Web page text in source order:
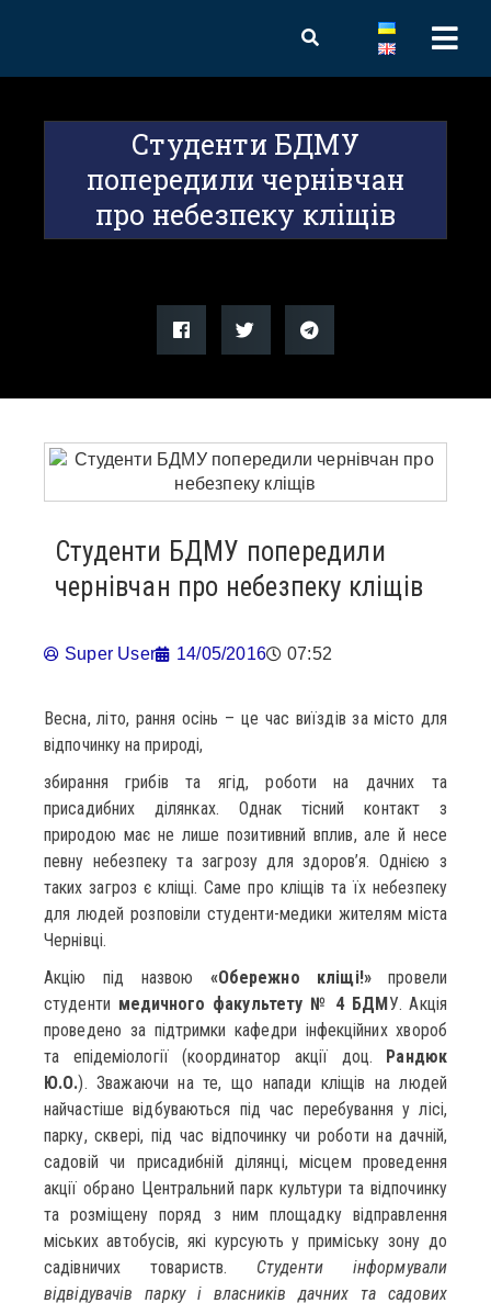
Студенти БДМУ
попередили чернівчан
про небезпеку кліщів
Студенти БДМУ попередили
чернівчан про небезпеку кліщів
Super User 14/05/2016 07:52
Весна, літо, рання осінь – це час виїздів за місто для
відпочинку на природі,
збирання грибів та ягід, роботи на дачних та
присадибних ділянках. Однак тісний контакт з
природою має не лише позитивний вплив, але й несе
певну небезпеку та загрозу для здоров’я. Однією з
таких загроз є кліщі. Саме про кліщів та їх небезпеку
для людей розповіли студенти-медики жителям міста
Чернівці.
Акцію під назвою «Обережно кліщі!»провели
студенти медичного факультету № 4 БДМУ. Акція
проведено за підтримки кафедри інфекційних хвороб
та епідеміології (координатор акції доц. Рандюк
Ю.О.). Зважаючи на те, що напади кліщів на людей
найчастіше відбуваються під час перебування у лісі,
парку, сквері, під час відпочинку чи роботи на дачній,
садовій чи присадибній ділянці, місцем проведення
акції обрано Центральний парк культури та відпочинку
та розміщену поряд з ним площадку відправлення
міських автобусів, які курсують у приміську зону до
садівничих товариств. Студенти інформували
відвідувачів парку і власників дачних та садових